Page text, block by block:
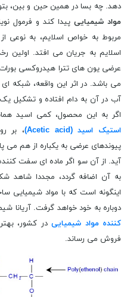
دهد. چه بسا در همین حین و بین،
مواد شیمیایی پیدا کند و فرمول
مربوط به خواص اسلایم، به نوعی
اسلایم به جریان می افتد. اولین
عرضی یون های تترا هیدروکسی
می باشد. در اثر این واقعه، شبکه
آب در آن به دام افتاده و تشکیل
اگر به این محصول، کمی اسید
استیک اسید (Acetic acid)
، بر
پیوندهای عرضی به یکباره از هم می
آید. از آن سو اگر ماده ای سفت
به آن اضافه گردد، مجددا شاهد
اینگونه است که با مواد شیمیایی
دوباره به خود خواهد گرفت. آریانا
کننده مواد شیمیایی در کشور،
فروش می رساند.